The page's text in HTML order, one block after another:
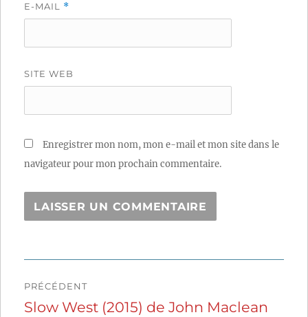
E-MAIL *
SITE WEB
Enregistrer mon nom, mon e-mail et mon site dans le
navigateur pour mon prochain commentaire.
de
PRÉCÉDENT
Publication
Slow West (2015) de John Maclean